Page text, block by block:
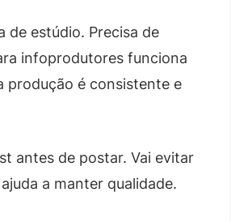
de estúdio. Precisa de
infoprodutores funciona
produção é consistente e
antes de postar. Vai evitar
a manter qualidade.